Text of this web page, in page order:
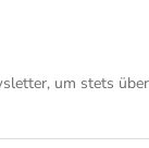
um stets